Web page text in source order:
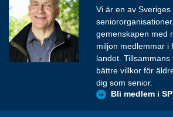
Vi är en av Sveriges
gemenskapen med
miljon medlemmar i
landet.
bättre villkor för
dig som senior.
Bli medlem i